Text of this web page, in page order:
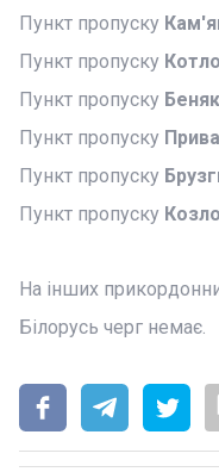
Пункт пропуску
Пункт пропуску
Пункт пропуску
Пункт пропуску
Пункт пропуску
Пункт пропуску
На інших
Білорусь черг немає.